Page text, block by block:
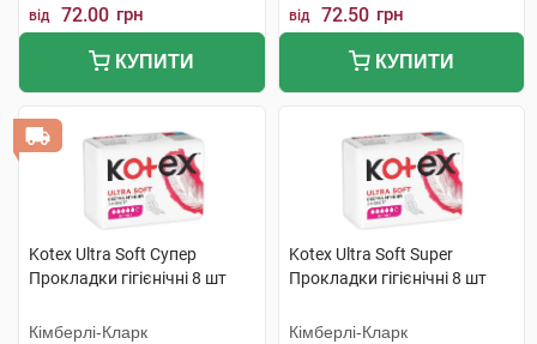
від 72.00 грн
КУПИТИ
від 72.50 грн
КУПИТИ
Kotex Ultra Soft Супер
Прокладки гігієнічні 8 шт
Кімберлі-Кларк
Kotex Ultra Soft Super
Прокладки гігієнічні 8 шт
Кімберлі-Кларк